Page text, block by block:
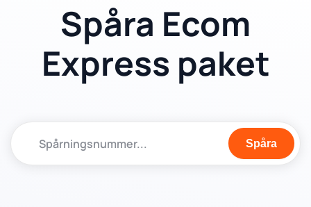
Spåra Ecom
Express paket
Spåra